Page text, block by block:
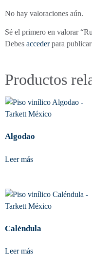
No hay valoraciones aún.
Sé el primero en valorar
Debes accederpara
Productos
Algodao
Leer más
Caléndula
Leer más